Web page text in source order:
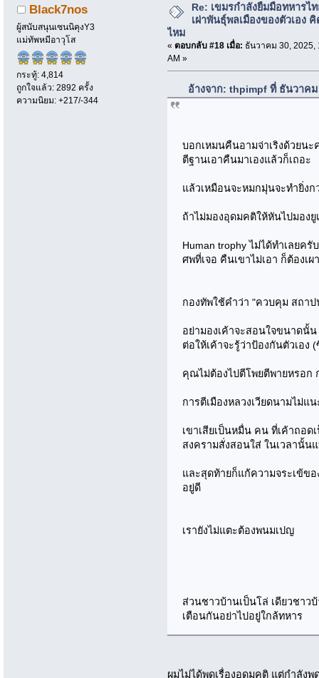
Black7nos
ผู้สนับสนุนเซนนิคุงY3
แม่ทัพหมีอาวุโส
กระทู้: 4,814
ถูกใจแล้ว: 2892 ครั้ง
ความนิยม: +217/-344
Re: เขมรกำลังยืมมือทหารไ
เผ่าพันธุ์พลเมืองของตัวเอง คิ
ไหม
« ตอบกลับ #18 เมื่อ: ธันวาคม 30, 2025,
AM »
อ้างจาก: thpimpf ที่ ธันวาคม
บอกเหมนคืนอามจ่าเริงด้วยนะ
ตีฐานเอาคืนมาเองแล้วก็เถอะ
แล้วเหมือนจะหมกมุ่นจะทำยิ่ง
ถ้าไม่มองอุดมคติให้หันไปมอง
Human trophy ไม่ได้ทำเลยค
ศพที่เจอ คืนเขาไม่เอา ก็ต้องเ
กองทัพใช้คำว่า "ควบคุม สถา
อย่ามองเค้าจะสอนใจขนาดนั้
ต่อให้เค้าจะรู้ว่าป้องกันตัวเอ
คุณไม่ต้องไปตีโพยตีพายหรอก
การตีเมืองหลวงเวียดนามไม่แ
เขาเสียเป็นหมื่น คน ที่เค้าถอด
สงครามสั่งสอนใส่ ในเวลานั้น
และสุดท้ายก็แก้ความจระเข้ข
อยู่ดี
เรายังไม่แตะต้องพนมเปญ
ส่วนชาวบ้านเป็นโล่ เดียวชาว
เตือนกันอย่าไปอยู่ใกล้ทหาร
ผมไม่ได้พูดเรื่องอุดมคติ แต่กำลัง